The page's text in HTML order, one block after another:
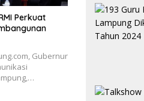
Perkuat
Gubernur